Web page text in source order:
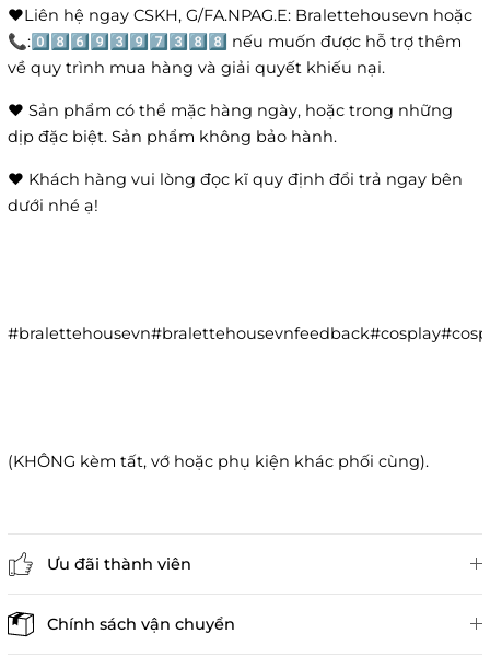
❤️Liên hệ ngay CSKH, G/FA.NPAG.E: Bralettehousevn hoặc
📞:0️⃣8️⃣6️⃣9️⃣3️⃣9️⃣7️⃣3️⃣8️⃣8️⃣ nếu muốn được hỗ trợ thêm
về quy trình mua hàng và giải quyết khiếu nại.
❤️ Sản phẩm có thể mặc hàng ngày, hoặc trong những
dịp đặc biệt. Sản phẩm không bảo hành.
❤️ Khách hàng vui lòng đọc kĩ quy định đổi trả ngay bên
dưới nhé ạ!
(KHÔNG kèm tất, vớ hoặc phụ kiện khác phối cùng).
Ưu đãi thành viên
Chính sách vận chuyển